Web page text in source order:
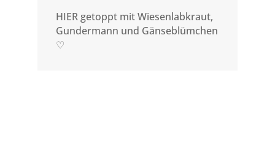
HIER getoppt mit Wiesenlabkraut,
Gundermann und Gänseblümchen
♡